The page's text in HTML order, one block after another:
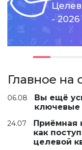
- 2026
Главное на
06.08
Вы ещё
ключевые
24.07
Приёмная
как
целевой